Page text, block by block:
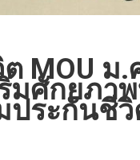
MOU ม
มศักยภา
ประกันชี